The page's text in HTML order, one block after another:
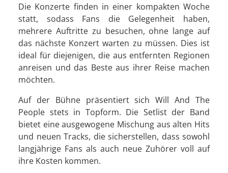
Die Konzerte finden in einer kompakten Woche
statt, sodass Fans die Gelegenheit haben,
mehrere Auftritte zu besuchen, ohne lange auf
das nächste Konzert warten zu müssen. Dies ist
ideal für diejenigen, die aus entfernten Regionen
anreisen und das Beste aus ihrer Reise machen
möchten.
Auf der Bühne präsentiert sich Will And The
People stets in Topform. Die Setlist der Band
bietet eine ausgewogene Mischung aus alten Hits
und neuen Tracks, die sicherstellen, dass sowohl
langjährige Fans als auch neue Zuhörer voll auf
ihre Kosten kommen.